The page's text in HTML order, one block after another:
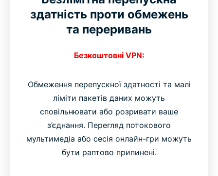
здатність проти обмежень
та переривань
Безкоштовні VPN:
Обмеження перепускної здатності та малі
ліміти пакетів даних можуть
сповільнювати або розривати ваше
з’єднання. Перегляд потокового
мультимедіа або сесія онлайн-гри можуть
бути раптово припинені.